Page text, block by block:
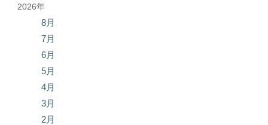
2026年
8月
7月
6月
5月
4月
3月
2月